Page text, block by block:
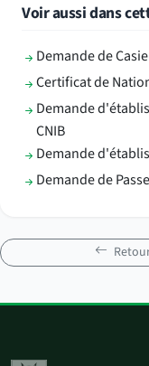
Voir aussi dans
Demande de
Certificat de
Demande
CNIB
Demande
Demande de